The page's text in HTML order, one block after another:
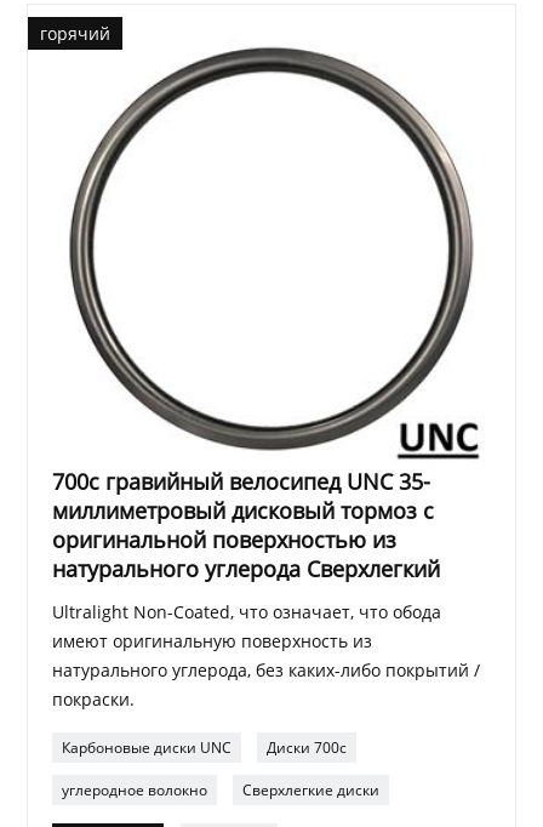
горячий
700c гравийный велосипед UNC 35-
миллиметровый дисковый тормоз с
оригинальной поверхностью из
натурального углерода Сверхлегкий
Ultralight Non-Coated, что означает, что обода
имеют оригинальную поверхность из
натурального углерода, без каких-либо покрытий /
покраски.
Карбоновые диски UNC Диски 700c
углеродное волокно Сверхлегкие диски